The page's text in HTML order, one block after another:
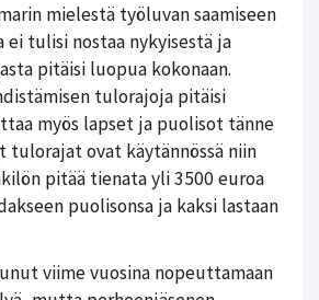
mielestä työluvan saamiseen
tulisi nostaa nykyisestä ja
pitäisi luopua kokonaan.
tulorajoja pitäisi
myös lapset ja puolisot tänne
ovat käytännössä niin
pitää tienata yli 3500 euroa
puolisonsa ja kaksi lastaan
viime vuosina nopeuttamaan